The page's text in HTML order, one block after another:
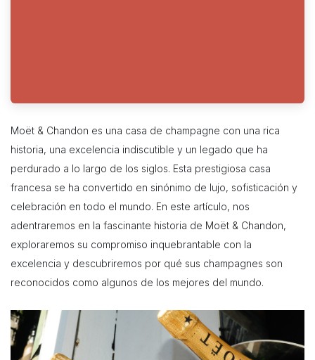
Moët & Chandon es una casa de champagne con una rica
historia, una excelencia indiscutible y un legado que ha
perdurado a lo largo de los siglos. Esta prestigiosa casa
francesa se ha convertido en sinónimo de lujo, sofisticación y
celebración en todo el mundo. En este artículo, nos
adentraremos en la fascinante historia de Moët & Chandon,
exploraremos su compromiso inquebrantable con la
excelencia y descubriremos por qué sus champagnes son
reconocidos como algunos de los mejores del mundo.